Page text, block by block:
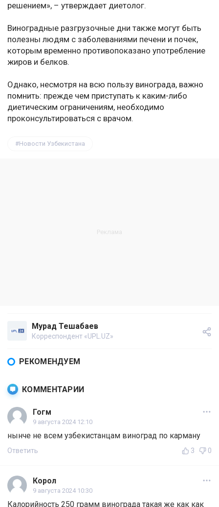
решением», – утверждает диетолог.
Виноградные разгрузочные дни также могут быть
полезны людям с заболеваниями печени и почек,
которым временно противопоказано употребление
жиров и белков.
Однако, несмотря на всю пользу винограда, важно
помнить: прежде чем приступать к каким-либо
диетическим ограничениям, необходимо
проконсультироваться с врачом.
Новости Узбекистана
Мурад Тешабаев
Корреспондент «UPL.UZ»
РЕКОМЕНДУЕМ
КОММЕНТАРИИ
Гогм
9 августа 2024 12:10
нынче не всем узбекистанцам виноград по карману
Ответить 3 0
Корол
9 августа 2024 10:30
Калорийность 250 грамм винограда такая же как как